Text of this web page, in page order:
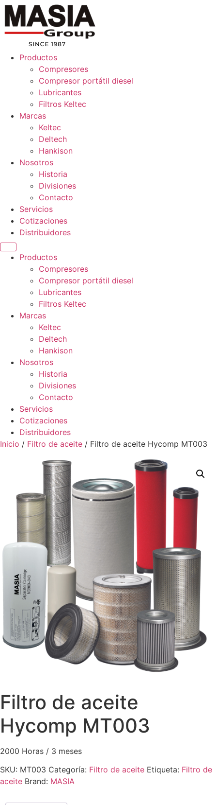
contenido
Productos
Compresores
Compresor portátil diesel
Lubricantes
Filtros Keltec
Marcas
Keltec
Deltech
Hankison
Nosotros
Historia
Divisiones
Contacto
Servicios
Cotizaciones
Distribuidores
Productos
Compresores
Compresor portátil diesel
Lubricantes
Filtros Keltec
Marcas
Keltec
Deltech
Hankison
Nosotros
Historia
Divisiones
Contacto
Servicios
Cotizaciones
Distribuidores
Inicio / Filtro de aceite / Filtro de aceite Hycomp MT003
Filtro de aceite
Hycomp MT003
2000 Horas / 3 meses
SKU: MT003 Categoría: Filtro de aceite Etiqueta: Filtro de
aceite Brand: MASIA